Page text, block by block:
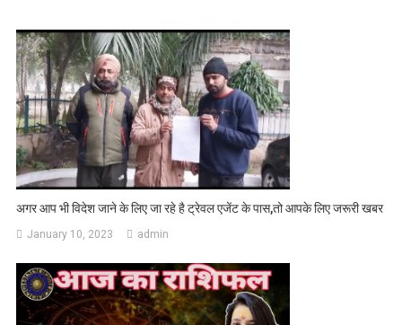
अगर आप भी विदेश जाने के लिए जा रहे है ट्रेवल एजेंट के पास,तो आपके लिए जरूरी खबर
January 10, 2023 admin